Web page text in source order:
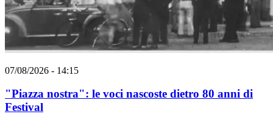
07/08/2026 - 14:15
"Piazza nostra": le voci nascoste dietro 80 anni di
Festival